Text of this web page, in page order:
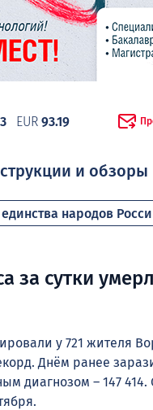
EUR 93.19
и обзоры
единства народов
за сутки
у 721 жителя
Днём ранее
диагнозом – 147